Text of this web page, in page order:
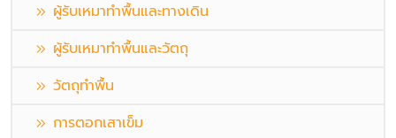
ผู้รับเหมาทำพื้นและทางเดิน
ผู้รับเหมาทำพื้นและวัตถุ
วัตถุทำพื้น
การตอกเสาเข็ม